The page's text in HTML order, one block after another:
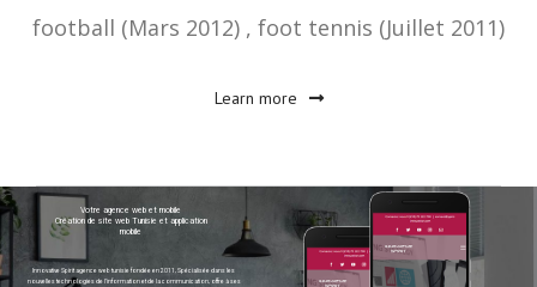
football (Mars 2012) , foot tennis (Juillet 2011)
Learn more
Votre agence web et mobile
Création de site web Tunisie et application
mobile
Innovative Spirit agence web tunisie fondée en 2011, Spécialisée dans les
nouvelles technologies de l’information et de la communication, offre à ses